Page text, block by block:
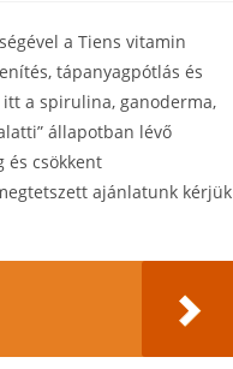
a Tiens vitamin
tápanyagpótlás és
a spirulina, ganoderma,
állapotban lévő
és csökkent
ajánlatunk kérjük